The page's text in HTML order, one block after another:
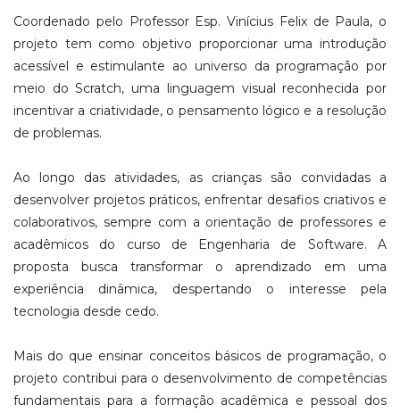
Coordenado pelo Professor Esp. Vinícius Felix de Paula, o
projeto tem como objetivo proporcionar uma introdução
acessível e estimulante ao universo da programação por
meio do Scratch, uma linguagem visual reconhecida por
incentivar a criatividade, o pensamento lógico e a resolução
de problemas.
Ao longo das atividades, as crianças são convidadas a
desenvolver projetos práticos, enfrentar desafios criativos e
colaborativos, sempre com a orientação de professores e
acadêmicos do curso de Engenharia de Software. A
proposta busca transformar o aprendizado em uma
experiência dinâmica, despertando o interesse pela
tecnologia desde cedo.
Mais do que ensinar conceitos básicos de programação, o
projeto contribui para o desenvolvimento de competências
fundamentais para a formação acadêmica e pessoal dos